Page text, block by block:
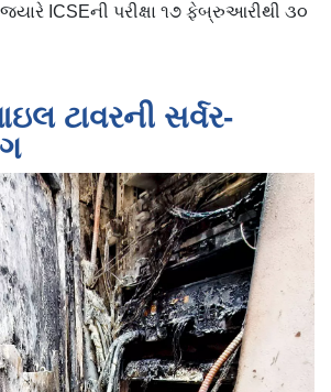
ICSEની પરીક્ષા ૧૭ ફેબ્રુઆરીથી ૩૦
ટાવરની સર્વર-